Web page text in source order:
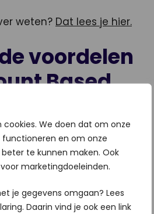
cookies. We doen dat om onze
en om onze
te kunnen maken. Ook
marketingdoeleinden.
je gegevens omgaan? Lees
Daarin vind je ook een link
weten? Dat lees je hier.
voordelen
Based
is, wil je nu vast ook
je met ABM hebt. Wij
een rijtje: